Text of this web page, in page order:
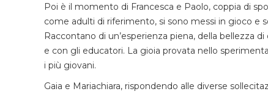
Poi è il momento di Francesca e Paolo, coppia di
come adulti di riferimento, si sono messi in gioco e
Raccontano di un’esperienza piena, della bellezza
e con gli educatori. La gioia provata nello
i più giovani.
Gaia e Mariachiara, rispondendo alle diverse